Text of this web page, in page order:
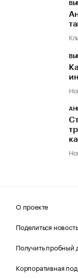
О проекте
Поделиться
Получить пробный
Корпоративная